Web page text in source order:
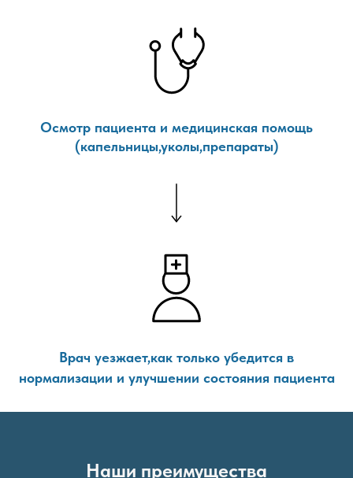
Осмотр пациента и медицинская помощь
Врач уезжает,как только убедится в